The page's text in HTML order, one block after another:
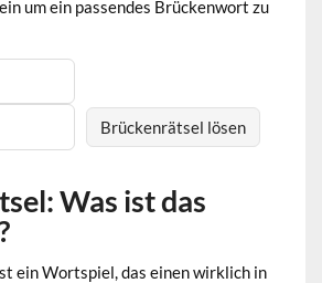
um ein passendes Brückenwort zu
Was ist das
ein Wortspiel, das einen wirklich in